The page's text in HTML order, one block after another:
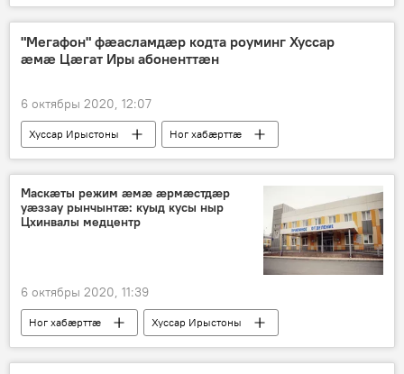
Спорт
"Мегафон" фӕасламдӕр кодта роуминг Хуссар
ӕмӕ Цӕгат Иры абоненттӕн
6 октябры 2020, 12:07
Хуссар Ирыстоны Ног хабӕрттӕ
Маскӕты режим ӕмӕ ӕрмӕстдӕр
уӕззау рынчынтӕ: куыд кусы ныр
Цхинвалы медцентр
6 октябры 2020, 11:39
Ног хабӕрттӕ Хуссар Ирыстоны